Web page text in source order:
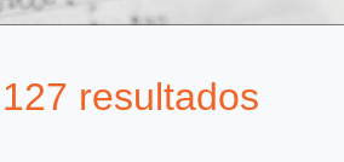
resultados